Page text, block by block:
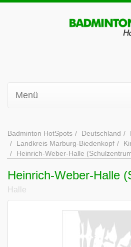
Menü
Badminton HotSpots Deutschland
Landkreis Marburg-Biedenkopf
Heinrich-Weber-Halle
Heinrich-Weber-Halle
Halle